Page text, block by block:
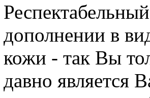
дополнении в
кожи - так Вы
давно является